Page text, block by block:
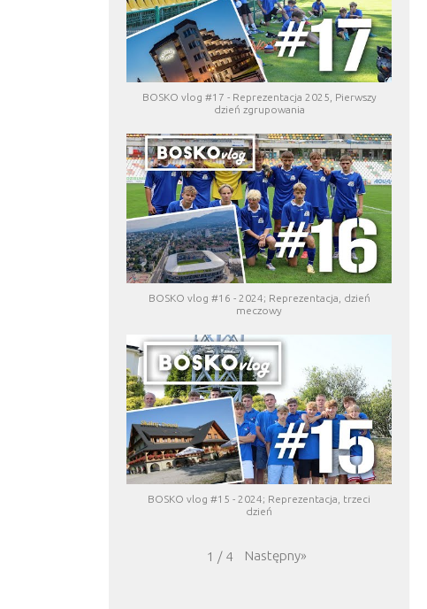
BOSKO vlog #17 - Reprezentacja 2025, Pierwszy
dzień zgrupowania
BOSKO vlog #16 - 2024; Reprezentacja, dzień
meczowy
BOSKO vlog #15 - 2024; Reprezentacja, trzeci
dzień
1 / 4 Następny»